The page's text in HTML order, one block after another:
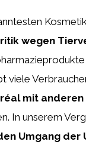
wegen
viele
mit
In unserem
Umgang der